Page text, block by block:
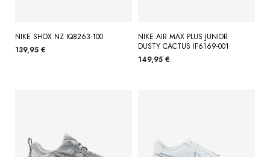
NIKE SHOX NZ IQ8263-100
139,95 €
NIKE AIR MAX PLUS JUNIOR
DUSTY CACTUS IF6169-001
149,95 €